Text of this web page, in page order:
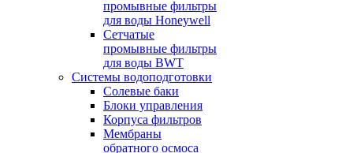
промывные фильтры
для воды Honeywell
Сетчатые
промывные фильтры
для воды BWT
Системы водоподготовки
Солевые баки
Блоки управления
Корпуса фильтров
Мембраны
обратного осмоса